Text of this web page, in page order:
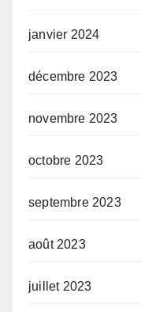
janvier 2024
décembre 2023
novembre 2023
octobre 2023
septembre 2023
août 2023
juillet 2023